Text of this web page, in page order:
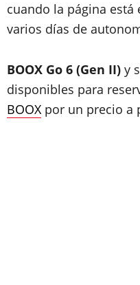
cuando la página está
varios días de
BOOX Go 6 (Gen II) y
disponibles para
BOOX por un precio a